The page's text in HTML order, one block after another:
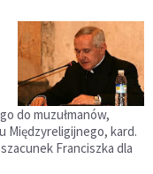
do muzułmanów,
Międzyreligijnego, kard.
Franciszka dla